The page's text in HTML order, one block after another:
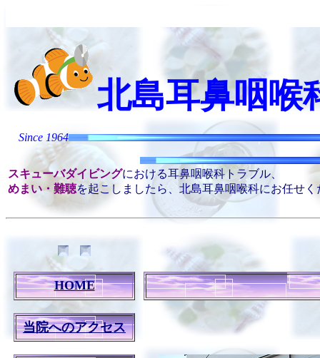
北島耳鼻咽喉
Since 1964
スキューバダイビングにおける耳鼻咽喉科トラブル、
めまい・難聴を起こしましたら、北島耳鼻咽喉科にお任せく
HOME
当院へのアクセス